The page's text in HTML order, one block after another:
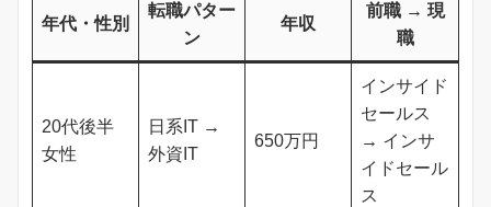
年代・性別
転職パター
ン
年収
前職 → 現
職
20代後半
女性
日系IT →
外資IT
650万円
インサイド
セールス
→ インサ
イドセール
ス